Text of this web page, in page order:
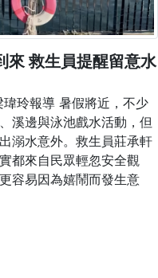
來 救生員提醒留意水
玲報導 暑假將近，不少
溪邊與泳池戲水活動，但
溺水意外。救生員莊承軒
都來自民眾輕忽安全觀
容易因為嬉鬧而發生意